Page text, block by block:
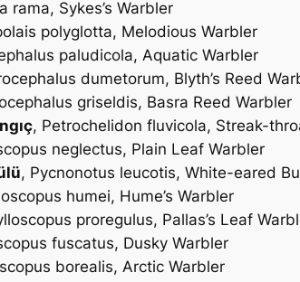
rama, Sykes’s Warbler
polyglotta, Melodious Warbler
paludicola, Aquatic Warbler
dumetorum, Blyth’s Reed
griseldis, Basra Reed Warbler
, Petrochelidon fluvicola, Streak-
neglectus, Plain Leaf Warbler
, Pycnonotus leucotis, White-eared
humei, Hume’s Warbler
proregulus, Pallas’s Leaf
fuscatus, Dusky Warbler
borealis, Arctic Warbler